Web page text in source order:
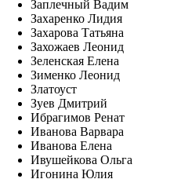
Заплечный Вадим
Захаренко Лидия
Захарова Татьяна
Захожаев Леонид
Зеленская Елена
Зименко Леонид
Златоуст
Зуев Дмитрий
Ибрагимов Ренат
Иванова Варвара
Иванова Елена
Ивушейкова Ольга
Игонина Юлия